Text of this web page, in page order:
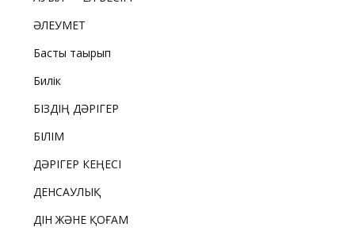
ӘЛЕУМЕТ
Басты тақырып
Билік
БІЗДІҢ ДӘРІГЕР
БІЛІМ
ДӘРІГЕР КЕҢЕСІ
ДЕНСАУЛЫҚ
ДІН ЖӘНЕ ҚОҒАМ